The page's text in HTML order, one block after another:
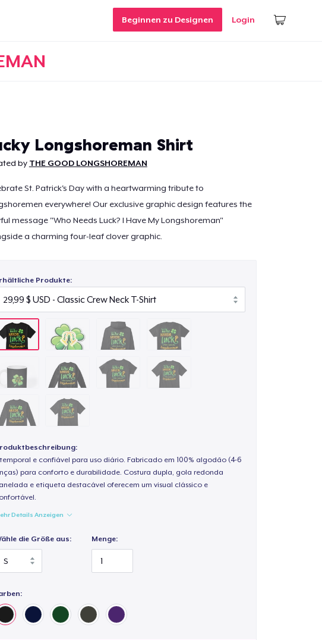
Beginnen zu Designen Login
Longshoreman Shirt
by THE GOOD LONGSHOREMAN
St. Patrick's Day with a heartwarming tribute to
everywhere! Our exclusive graphic design features the
message "Who Needs Luck? I Have My Longshoreman"
a charming four-leaf clover graphic.
Produkte:
e confiável para uso diário. Fabricado em 100% algodão (4-6
para conforto e durabilidade. Costura dupla, gola redonda
e etiqueta destacável oferecem um visual clássico e
Details Anzeigen
die Größe aus: Menge: